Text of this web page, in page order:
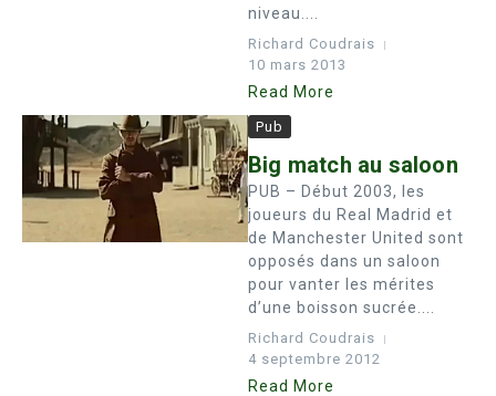
niveau....
Richard Coudrais
10 mars 2013
Read More
Pub
Big match au saloon
PUB – Début 2003, les
joueurs du Real Madrid et
de Manchester United sont
opposés dans un saloon
pour vanter les mérites
d’une boisson sucrée....
Richard Coudrais
4 septembre 2012
Read More